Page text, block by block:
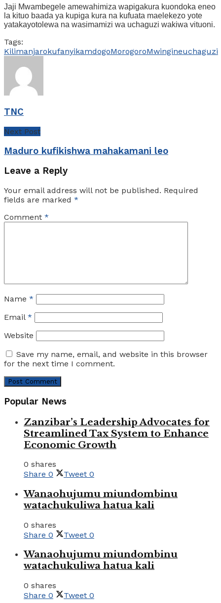
Jaji Mwambegele amewahimiza wapigakura kuondoka eneo
la kituo baada ya kupiga kura na kufuata maelekezo yote
yatakayotolewa na wasimamizi wa uchaguzi wakiwa vituoni.
Tags:
KilimanjarokufanyikamdogoMorogoroMwingineuchaguzi
TNC
Next Post
Maduro kufikishwa mahakamani leo
Leave a Reply
Your email address will not be published. Required
fields are marked *
Comment *
Name *
Email *
Website
Save my name, email, and website in this browser
for the next time I comment.
Popular News
Zanzibar’s Leadership Advocates for
Streamlined Tax System to Enhance
Economic Growth
0 shares
Share 0 Tweet 0
Wanaohujumu miundombinu
watachukuliwa hatua kali
0 shares
Share 0 Tweet 0
Wanaohujumu miundombinu
watachukuliwa hatua kali
0 shares
Share 0 Tweet 0